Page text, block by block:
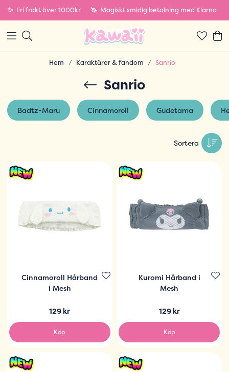
✨ Fri frakt över 1000kr 🦄 Magiskt smidig betalning med Klarna
Hem Karaktärer & fandom Sanrio
Sanrio
Badtz-Maru Cinnamoroll Gudetama
Sortera
Cinnamoroll Hårband
i Mesh
129 kr
Köp
Kuromi Hårband i
Mesh
129 kr
Köp